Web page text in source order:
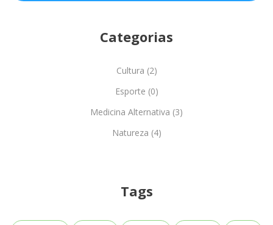
Categorias
Cultura (2)
Esporte (0)
Medicina Alternativa (3)
Natureza (4)
Tags